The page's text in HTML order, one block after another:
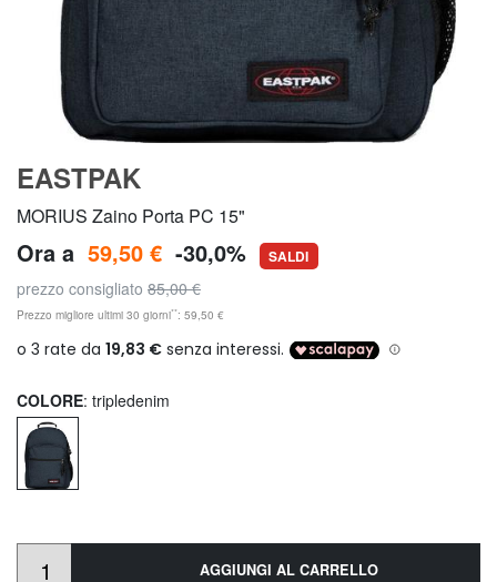
EASTPAK
MORIUS Zaino Porta PC 15"
Ora a 59,50 € -30,0% SALDI
prezzo consigliato 85,00 €
Prezzo migliore ultimi 30 giorni**: 59,50 €
COLORE: tripledenim
AGGIUNGI AL CARRELLO